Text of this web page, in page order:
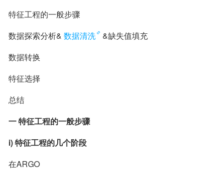
特征工程的一般步骤
数据探索分析& 数据清洗
&缺失值填充
数据转换
特征选择
总结
一 特征工程的一般步骤
i) 特征工程的几个阶段
在ARGO